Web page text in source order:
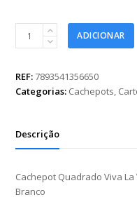
Cachepot
Quadrado
La
Vida
Branco
quantidade
ADICIONAR
REF:7893541356650
Categorias: Cachepots,
Descrição
Cachepot Quadrado Viva La
Branco